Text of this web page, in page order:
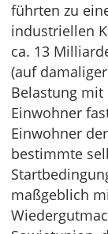
führten zu
industriellen
ca. 13
(auf
Belastung mit
Einwohner
Einwohner
bestimmte
maßgeblich